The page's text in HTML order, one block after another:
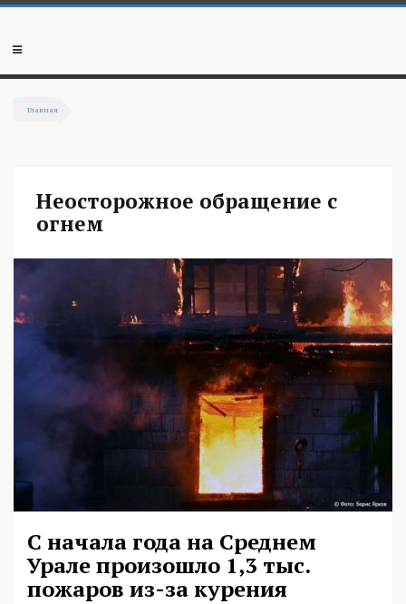
Перейти к основному содержанию
Мобильное
Главная
Неосторожное обращение с
огнем
С начала года на Среднем
Урале произошло 1,3 тыс.
пожаров из-за курения